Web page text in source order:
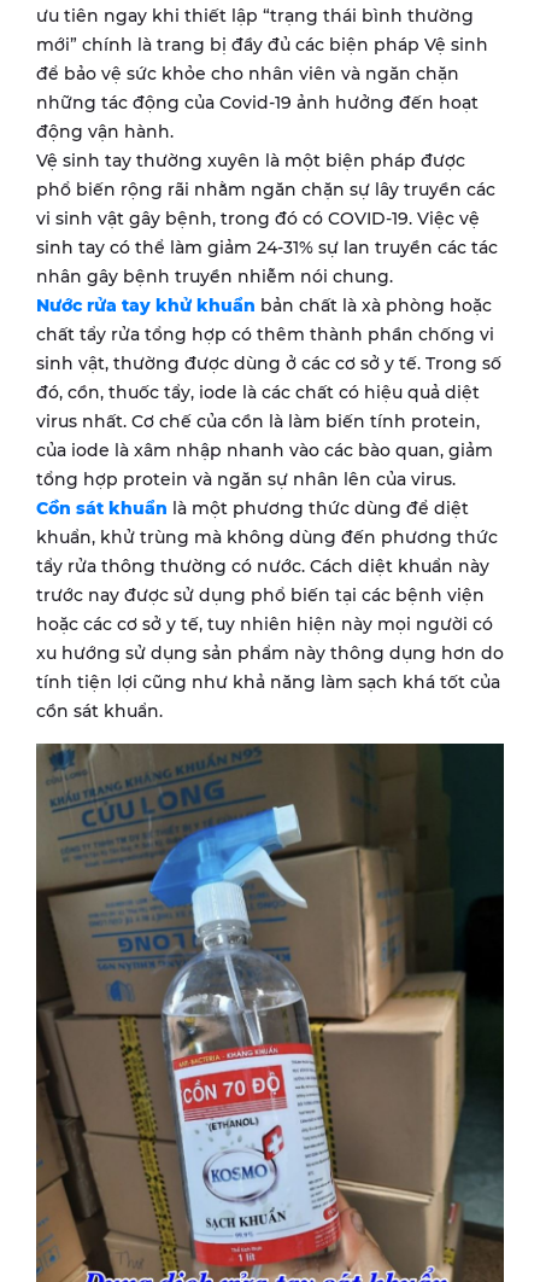
ưu tiên ngay khi thiết lập “trạng thái bình thường
mới” chính là trang bị đầy đủ các biện pháp Vệ sinh
để bảo vệ sức khỏe cho nhân viên và ngăn chặn
những tác động của Covid-19 ảnh hưởng đến hoạt
động vận hành.
Vệ sinh tay thường xuyên là một biện pháp được
phổ biến rộng rãi nhằm ngăn chặn sự lây truyền các
vi sinh vật gây bệnh, trong đó có COVID-19. Việc vệ
sinh tay có thể làm giảm 24-31% sự lan truyền các tác
nhân gây bệnh truyền nhiễm nói chung.
Nước rửa tay khử khuẩn bản chất là xà phòng hoặc
chất tẩy rửa tổng hợp có thêm thành phần chống vi
sinh vật, thường được dùng ở các cơ sở y tế. Trong số
đó, cồn, thuốc tẩy, iode là các chất có hiệu quả diệt
virus nhất. Cơ chế của cồn là làm biến tính protein,
của iode là xâm nhập nhanh vào các bào quan, giảm
tổng hợp protein và ngăn sự nhân lên của virus.
Cồn sát khuẩn là một phương thức dùng để diệt
khuẩn, khử trùng mà không dùng đến phương thức
tẩy rửa thông thường có nước. Cách diệt khuẩn này
trước nay được sử dụng phổ biến tại các bệnh viện
hoặc các cơ sở y tế, tuy nhiên hiện này mọi người có
xu hướng sử dụng sản phẩm này thông dụng hơn do
tính tiện lợi cũng như khả năng làm sạch khá tốt của
cồn sát khuẩn.